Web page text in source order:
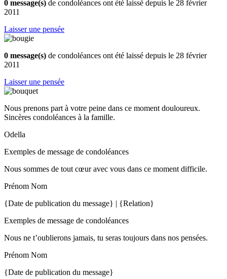
0 message(s) de condoléances ont été laissé depuis le 28 février
2011
Laisser une pensée
0 message(s) de condoléances ont été laissé depuis le 28 février
2011
Laisser une pensée
Nous prenons part à votre peine dans ce moment douloureux.
Sincères condoléances à la famille.
Odella
Exemples de message de condoléances
Nous sommes de tout cœur avec vous dans ce moment difficile.
Prénom Nom
{Date de publication du message} | {Relation}
Exemples de message de condoléances
Nous ne t’oublierons jamais, tu seras toujours dans nos pensées.
Prénom Nom
{Date de publication du message}